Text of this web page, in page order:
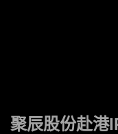
聚辰股份赴港